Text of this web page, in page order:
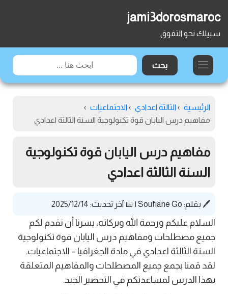
jami3dorosmaroc
سبيلك نحو التفوق
الرئيسية › الثالثة اعدادي › الاجتماعيات ›
مفاهيم درس اليابان قوة تكنولوجية السنة الثالثة اعدادي
مفاهيم درس اليابان قوة تكنولوجية
السنة الثالثة اعدادي
🖊️ بقلم: Soufiane Go
| 📅 آخر تحديث: 2025/12/14
السلام عليكم ورحمة الله وبركاته، يسرنا أن نقدم لكم
جميع مصطلحات ومفاهيم درس اليابان قوة تكنولوجية
السنة الثالثة اعدادي في مادة الجغرافيا – الاجتماعيات.
لقد قمنا بجمع جميع المصطلحات والمفاهيم المتعلقة
بهذا الدرس لمساعدتكم في التحضير الجيد.